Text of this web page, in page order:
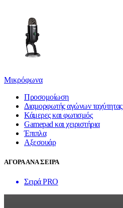
Μικρόφωνα
Προσομοίωση
Διαμορφωτής αγώνων ταχύτητας
Κάμερες και φωτισμός
Gamepad και χειριστήρια
Έπιπλα
Αξεσουάρ
ΑΓΟΡΑ ΑΝΑ ΣΕΙΡΑ
Σειρά PRO